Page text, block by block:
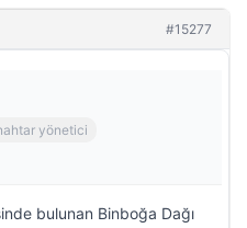
#15277
yönetici
bulunan Binboğa Dağı